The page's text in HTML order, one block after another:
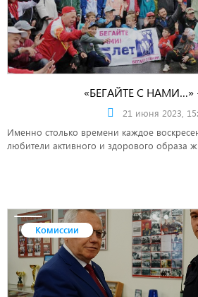
«БЕГАЙТЕ С НАМИ…»
21 июня 2023,
Именно столько времени каждое
любители активного и здорового образа
Комиссии